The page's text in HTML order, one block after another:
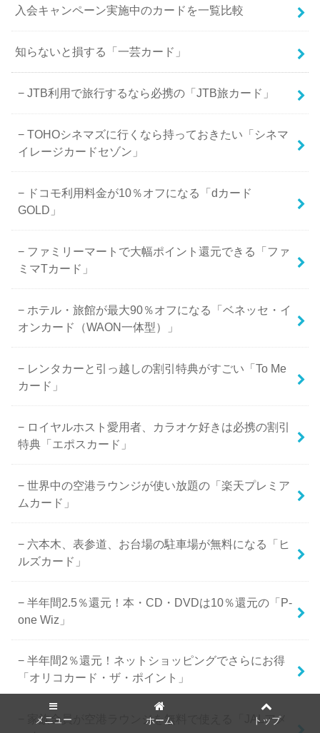
入会キャンペーン実施中のカードを一覧比較
知らないと損する「一芸カード」
JTB利用で旅行するなら必携の「JTB旅カード」
TOHOシネマズに行くなら持っておきたい「シネマ
イレージカードセゾン」
ドコモ利用料金が10％オフになる「dカード
GOLD」
ファミリーマートで大幅ポイント還元できる「ファ
ミマTカード」
ホテル・旅館が最大90％オフになる「ベネッセ・イ
オンカード（WAON一体型）」
レンタカーと引っ越しの割引特典がすごい「To Me
カード」
ロイヤルホスト愛用者、カラオケ好きは必携の割引
特典「エポスカード」
世界中の空港ラウンジが使い放題の「楽天プレミア
ムカード」
六本木、表参道、お台場の駐車場が無料になる「ヒ
ルズカード」
半年間2.5％還元！本・CD・DVDは10％還元の「P-
one Wiz」
半年間2％還元！ネットショッピングでさらにお得
「オリコカード・ザ・ポイント」
家族全員が空港ラウンジを無料で使える「JALアメ
メニュー ホーム トップ